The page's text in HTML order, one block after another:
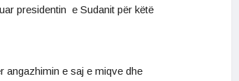
presidentin e Sudanit për këtë
angazhimin e saj e miqve dhe